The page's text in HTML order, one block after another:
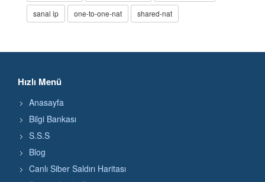
sanal ip one-to-one-nat shared-nat
Hızlı Menü
Anasayfa
Bilgi Bankası
S.S.S
Blog
Canlı Siber Saldırı Haritası